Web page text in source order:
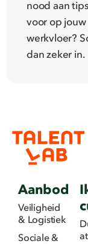
nood aan
voor op jouw
werkvloer?
dan zeker in.
Aanbod
Veiligheid
& Logistiek
Sociale &